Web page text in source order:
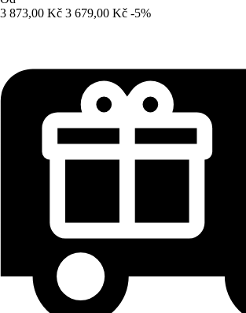
3 873,00 Kč 3 679,00 Kč -5%